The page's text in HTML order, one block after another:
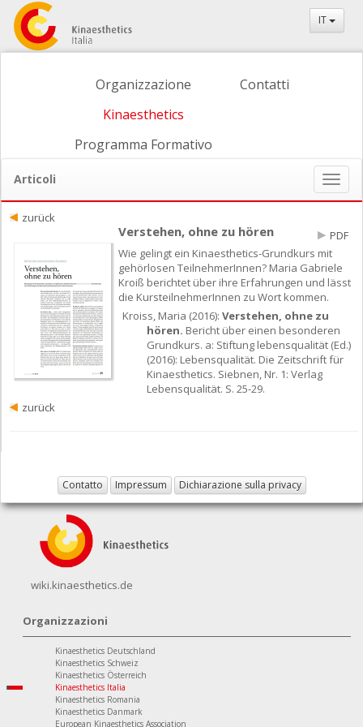
IT
Organizzazione
Kinaesthetics
Programma Formativo
Contatti
Articoli
ein-/
zurück
Verstehen, ohne zu hören
PDF
Wie gelingt ein Kinaesthetics-Grundkurs mit
gehörlosen TeilnehmerInnen? Maria Gabriele
Kroiß berichtet über ihre Erfahrungen und lässt
die KursteilnehmerInnen zu Wort kommen.
Kroiss, Maria (2016): Verstehen, ohne zu
hören. Bericht über einen besonderen
Grundkurs. a: Stiftung lebensqualität (Ed.)
(2016): Lebensqualität. Die Zeitschrift für
Kinaesthetics. Siebnen, Nr. 1: Verlag
Lebensqualität. S. 25-29.
zurück
Contatto Impressum Dichiarazione sulla privacy
wiki.kinaesthetics.de
Organizzazioni
Kinaesthetics Deutschland
Kinaesthetics Schweiz
Kinaesthetics Österreich
Kinaesthetics Italia
Kinaesthetics Romania
Kinaesthetics Danmark
European Kinaesthetics Association